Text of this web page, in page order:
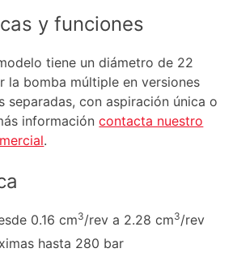
y funciones
tiene un diámetro de 22
la bomba múltiple en versiones
separadas, con aspiración única o
informacióncontacta nuestro
.
0.16 cm3/rev a 2.28 cm3/rev
hasta 280 bar